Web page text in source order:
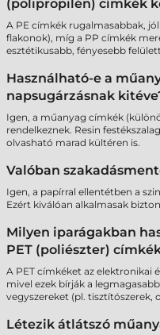
(polipropilén) címkék
A PE címkék rugalmasabbak,
flakonok), míg a PP címkék
esztétikusabb, fényesebb
Használható-e a
napsugárzásnak
Igen, a műanyag címkék
rendelkeznek. Resin
olvasható marad kültéren is.
Valóban
Igen, a papírral ellentétben a
Ezért kiválóan alkalmasak
Milyen iparágakban
PET (poliészter)
A PET címkéket az elektronikai
mivel ezek bírják a
vegyszereket (pl. tisztítószerek,
Létezik átlátszó